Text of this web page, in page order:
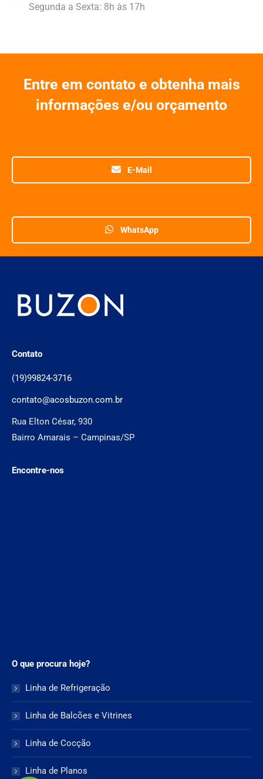
Segunda a Sexta: 8h às 17h
Entre em contato e obtenha mais
informações e/ou orçamento
E-Mail
WhatsApp
Contato
(19)99824-3716
contato@acosbuzon.com.br
Rua Elton César, 930
Bairro Amarais – Campinas/SP
Encontre-nos
O que procura hoje?
Linha de Refrigeração
Linha de Balcões e Vitrines
Linha de Cocção
Linha de Planos